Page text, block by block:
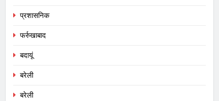
प्रशासनिक
फर्रुखाबाद
बदायूं
बरेली
बरेली